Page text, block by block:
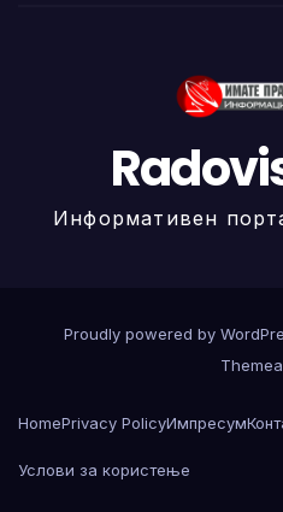
Информативен
Proudly powered by
HomePrivacy PolicyИмпресум
Услови за користење